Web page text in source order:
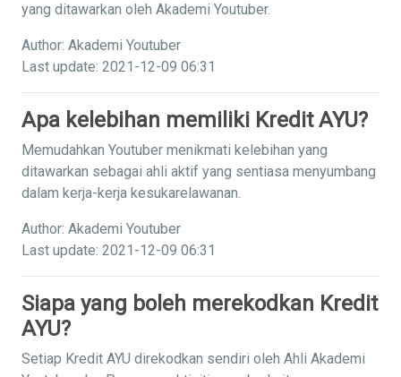
yang ditawarkan oleh Akademi Youtuber.
Author: Akademi Youtuber
Last update: 2021-12-09 06:31
Apa kelebihan memiliki Kredit AYU?
Memudahkan Youtuber menikmati kelebihan yang
ditawarkan sebagai ahli aktif yang sentiasa menyumbang
dalam kerja-kerja kesukarelawanan.
Author: Akademi Youtuber
Last update: 2021-12-09 06:31
Siapa yang boleh merekodkan Kredit
AYU?
Setiap Kredit AYU direkodkan sendiri oleh Ahli Akademi